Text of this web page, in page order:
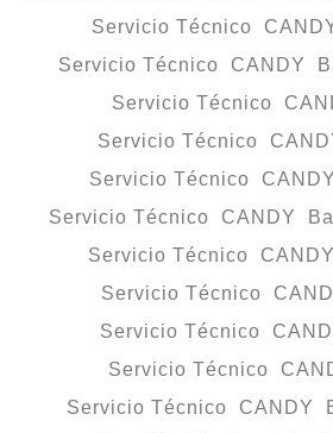
Servicio Técnico
Servicio Técnico CANDY
Servicio Técnico
Servicio Técnico
Servicio Técnico
Servicio Técnico CANDY
Servicio Técnico
Servicio Técnico
Servicio Técnico
Servicio Técnico
Servicio Técnico CANDY